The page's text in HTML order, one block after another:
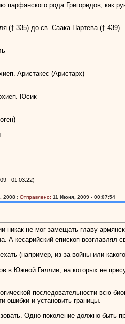
парфянского рода Григоридов, как
(† 335) до св. Саака Партева († 439).
Аристакес (Аристарх)
Юсик
- 01:03:22)
2008 : Отправлено: 11 Июня, 2009 - 00:07:54
никак не мог замещать главу
А кесарийский епископ
(например, из-за войны или
в Южной Галлии, на которых не
последовательности всю
ошибки и установить границы.
Одно поколение должно быть